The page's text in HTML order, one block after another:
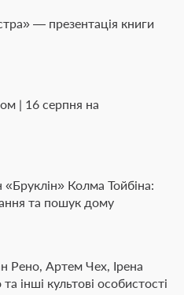
— презентація книги
| 16 серпня на
Колма Тойбіна:
та пошук дому
Рено, Артем Чех, Ірена
інші культові особистості